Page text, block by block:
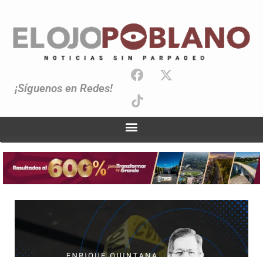
¡Síguenos en Redes!